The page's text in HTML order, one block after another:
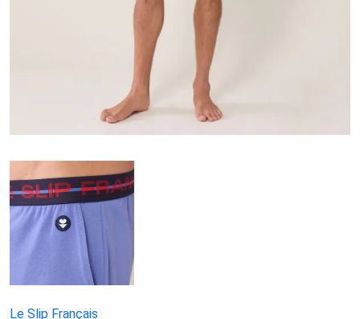
Le Slip Français